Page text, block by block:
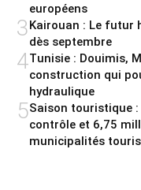
européens
3Kairouan : Le futur
dès septembre
4Tunisie : Douimis,
construction qui
hydraulique
5Saison touristique
contrôle et 6,75
municipalités